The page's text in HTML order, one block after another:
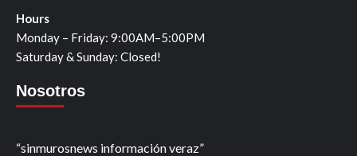
Hours
Monday – Friday: 9:00AM–5:00PM
Saturday & Sunday: Closed!
Nosotros
“sinmurosnews información veraz”